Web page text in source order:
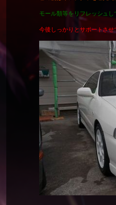
モール類等をリフレッシュし
今後しっかりとサポートさせ